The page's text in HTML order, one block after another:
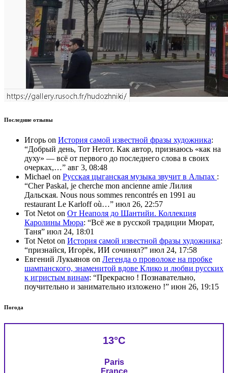
Последние отзывы
Игорь on История самой известной фразы художника:
“Добрый день, Тот Нетот. Как автор, признаюсь «как на
духу» — всё от первого до последнего слова в своих
очерках,…” авг 3, 08:48
Michael on Русская цыганская музыка звучит в Альпах :
“Cher Paskal, je cherche mon ancienne amie Лилия
Дальская. Nous nous sommes rencontrés en 1991 au
restaurant Le Karloff où…” июл 26, 22:57
Tot Netot on От Неаполя до Шантийи. Коллекция
Каролины Мюра: “Всё же в русской традиции Мюрат,
Таня” июл 24, 18:01
Tot Netot on История самой известной фразы художника:
“признайся, Игорёк, ИИ сочинял?” июл 24, 17:58
Евгений Лукьянов on Легенда о проволоке на пробке
шампанского, знаменитой вдове Клико и любви русских
к игристым винам: “Прекрасно ! Познавательно,
поучительно и занимательно изложено !” июн 26, 19:15
Погода
13°C
Paris
France